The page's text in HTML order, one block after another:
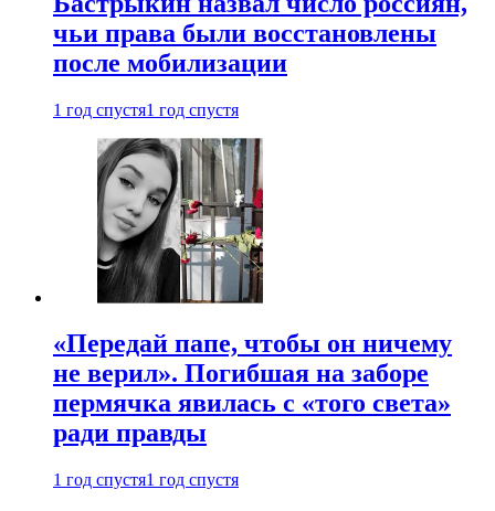
чьи права были восстановлены
после мобилизации
1 год спустя1 год спустя
«Передай папе, чтобы он ничему
не верил». Погибшая на заборе
пермячка явилась с «того света»
ради правды
1 год спустя1 год спустя